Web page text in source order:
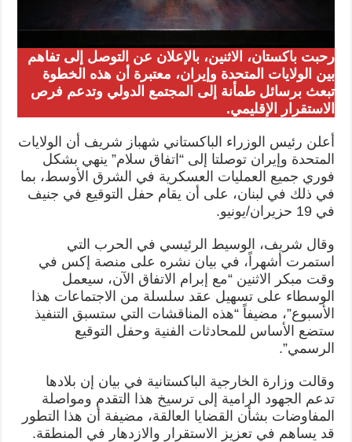
رحبت باكستان، الاثنين، بالإعلان عن التوصل إلى تفاهم
بين الولايات المتحدة وإيران، معتبرة أن هذه الخطوة
تبعث برسائل طمأنة إلى المجتمع الدولي وتدعم فرص
الاستقرار الإقليمي.
أعلن رئيس الوزراء الباكستاني شهباز شريف أن الولايات
المتحدة وإيران توصلتا إلى “اتفاق سلام” ينهي بشكل
فوري جميع العمليات العسكرية في الشرق الأوسط، بما
في ذلك في لبنان، على أن يقام حفل التوقيع في جنيف
في 19 حزيران/يونيو.
وقال شريف، الوسيط الرئيسي في الحرب التي
استمرت أشهراً، في بيان نشره على منصة إكس في
وقت مبكر الاثنين “مع إبرام الاتفاق الآن، سيعمل
الوسطاء على تسهيل عقد سلسلة من الاجتماعات هذا
الأسبوع”، مضيفاً “هذه المناقشات التي ستسبق التنفيذ
ستضع الأساس للمحادثات الفنية وحفل التوقيع
الرسمي”.
وقالت وزارة الخارجية الباكستانية في بيان إن بلادها
تدعم الجهود الرامية إلى ترسيخ هذا التقدم ومواصلة
المفاوضات بشأن القضايا العالقة، مضيفة أن هذا التطور
قد يساهم في تعزيز الاستقرار والازدهار في المنطقة.